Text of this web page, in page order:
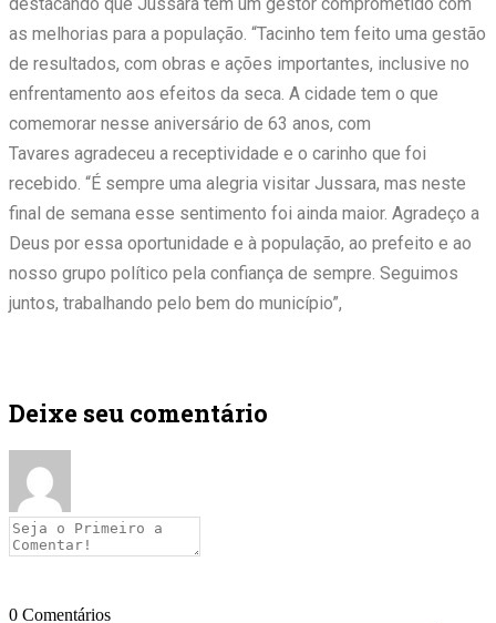
destacando que Jussara tem um gestor comprometido com
as melhorias para a população. “Tacinho tem feito uma gestão
de resultados, com obras e ações importantes, inclusive no
enfrentamento aos efeitos da seca. A cidade tem o que
comemorar nesse aniversário de 63 anos, com
Tavares agradeceu a receptividade e o carinho que foi
recebido. “É sempre uma alegria visitar Jussara, mas neste
final de semana esse sentimento foi ainda maior. Agradeço a
Deus por essa oportunidade e à população, ao prefeito e ao
nosso grupo político pela confiança de sempre. Seguimos
juntos, trabalhando pelo bem do município”,
Deixe seu comentário
0 Comentários